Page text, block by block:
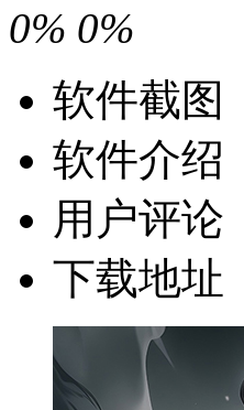
0% 0%
软件截图
软件介绍
用户评论
下载地址